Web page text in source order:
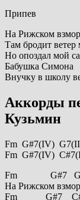
Припев
На Рижском
Там бродит
Но опоздал мой
Бабушка Симона
Внучку в школу
Аккорды
Кузьмин
Fm G#7(IV)
Fm G#7(IV)
Fm G#7
На Рижском
Fm G#7